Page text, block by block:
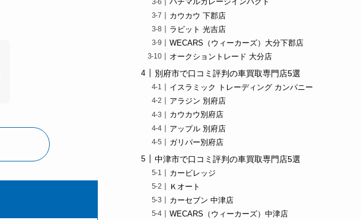
ハチマルガレージインパクト
カウカウ 下郡店
ラビット 光吉店
WECARS（ウィーカーズ）大分下郡店
オークショントレード 大分店
別府市で口コミ評判の車買取専門店5選
イスラミック トレーディング カンパニー
アラジン 別府店
カウカウ別府店
アップル 別府店
ガリバー別府店
中津市で口コミ評判の車買取専門店5選
カービレッジ
Ｋオート
カーセブン 中津店
WECARS（ウィーカーズ）中津店